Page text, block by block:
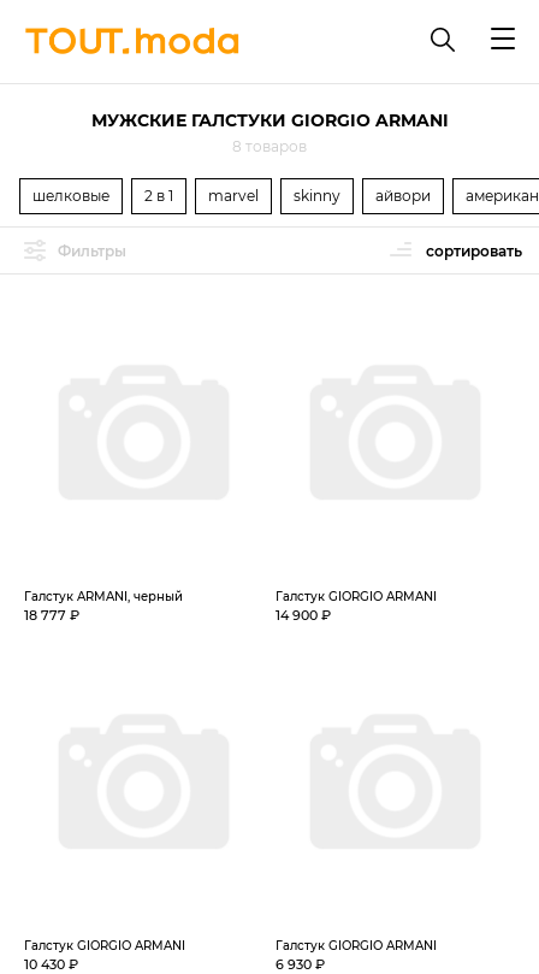
МУЖСКИЕ ГАЛСТУКИ GIORGIO ARMANI
8 товаров
шелковые 2 в 1 marvel skinny айвори
Фильтры сортировать
Галстук ARMANI, черный
18 777 ₽
Галстук GIORGIO ARMANI
14 900 ₽
Галстук GIORGIO ARMANI
10 430 ₽
Галстук GIORGIO ARMANI
6 930 ₽